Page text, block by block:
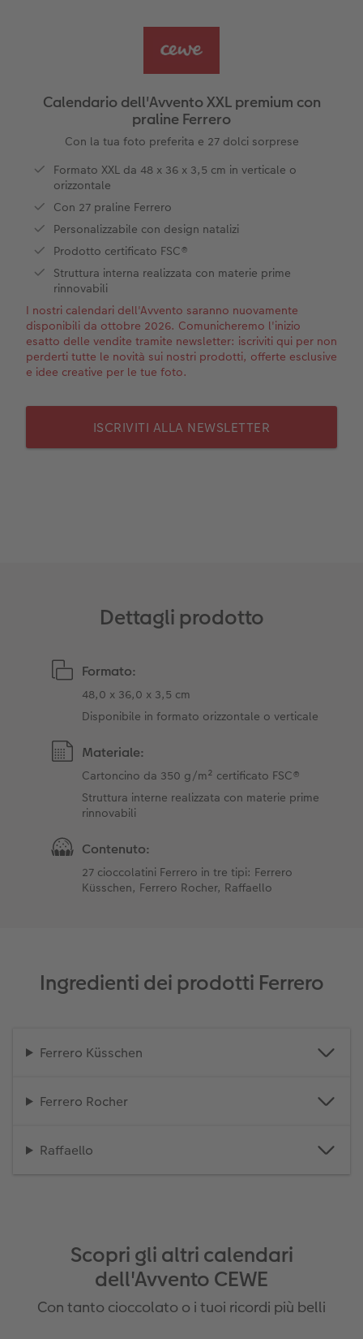
Foto adesivi
Poster premium
Come ordinare
Foto istantanee
Gallery print
Forex
Foto su legno
Mosaico
Come ordinare
Tipi di carta
Calendario dell'Avvento XXL premium con
praline Ferrero
Con la tua foto preferita e 27 dolci sorprese
Formato XXL da 48 x 36 x 3,5 cm in verticale o
orizzontale
Con 27 praline Ferrero
Personalizzabile con design natalizi
Prodotto certificato FSC®
Struttura interna realizzata con materie prime
rinnovabili
I nostri calendari dell'Avvento saranno nuovamente
disponibili da ottobre 2026. Comunicheremo l'inizio
esatto delle vendite tramite newsletter: iscriviti qui per non
perderti tutte le novità sui nostri prodotti, offerte esclusive
e idee creative per le tue foto.
ISCRIVITI ALLA NEWSLETTER
Dettagli prodotto
Formato:
48,0 x 36,0 x 3,5 cm
Disponibile in formato orizzontale o verticale
Materiale:
Cartoncino da 350 g/m² certificato FSC®
Struttura interne realizzata con materie prime
rinnovabili
Contenuto:
27 cioccolatini Ferrero in tre tipi: Ferrero
Küsschen, Ferrero Rocher, Raffaello
Ingredienti dei prodotti Ferrero
Ferrero Küsschen
Ferrero Rocher
Raffaello
Scopri gli altri calendari
dell'Avvento CEWE
Con tanto cioccolato o i tuoi ricordi più belli